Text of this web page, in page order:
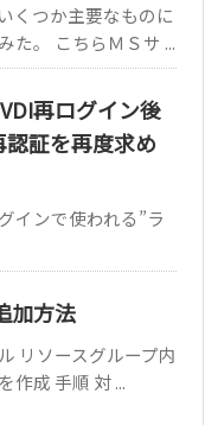
くつか主要なものに
た。 こちらＭＳサ ...
再ログイン後
証を再度求め
インで使われる”ラ
加方法
リソースグループ内
作成 手順 対 ...